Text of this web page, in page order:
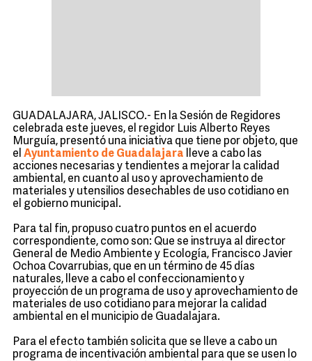
GUADALAJARA, JALISCO.- En la Sesión de Regidores
celebrada este jueves, el regidor Luis Alberto Reyes
Murguía, presentó una iniciativa que tiene por objeto, que
el Ayuntamiento de Guadalajara lleve a cabo las
acciones necesarias y tendientes a mejorar la calidad
ambiental, en cuanto al uso y aprovechamiento de
materiales y utensilios desechables de uso cotidiano en
el gobierno municipal.
Para tal fin, propuso cuatro puntos en el acuerdo
correspondiente, como son: Que se instruya al director
General de Medio Ambiente y Ecología, Francisco Javier
Ochoa Covarrubias, que en un término de 45 días
naturales, lleve a cabo el confeccionamiento y
proyección de un programa de uso y aprovechamiento de
materiales de uso cotidiano para mejorar la calidad
ambiental en el municipio de Guadalajara.
Para el efecto también solicita que se lleve a cabo un
programa de incentivación ambiental para que se usen lo